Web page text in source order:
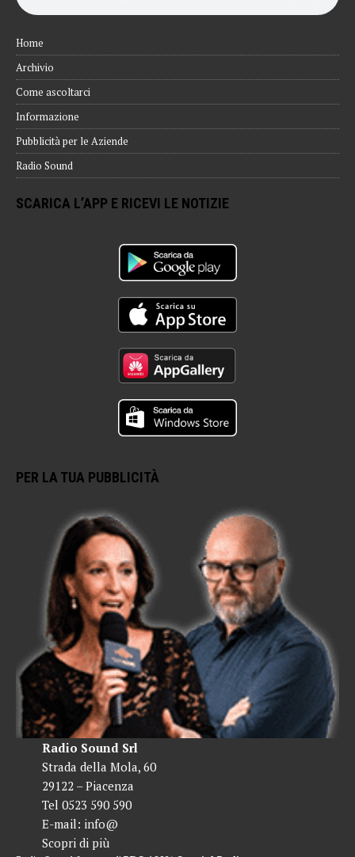
Home
Archivio
Come ascoltarci
Informazione
Pubblicità per le Aziende
Radio Sound
SCARICA L’APP E RICEVI LE NOTIZIE
PER LA TUA PUBBLICITÀ
Radio Sound Srl
Strada della Mola, 60
29122 – Piacenza
Tel 0523 590 590
E-mail: info@
Scopri di più